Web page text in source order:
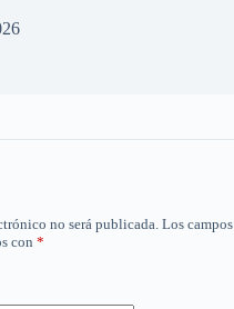
no será publicada. Los campos
con *